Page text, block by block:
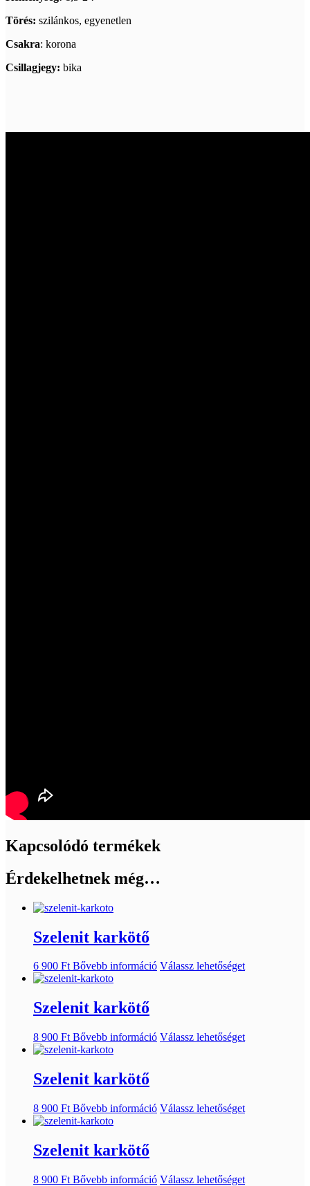
Törés: szilánkos, egyenetlen
Csakra: korona
Csillagjegy: bika
Kapcsolódó termékek
Érdekelhetnek még…
Szelenit karkötő
6 900 Ft Bővebb információ Válassz lehetőséget
Szelenit karkötő
8 900 Ft Bővebb információ Válassz lehetőséget
Szelenit karkötő
8 900 Ft Bővebb információ Válassz lehetőséget
Szelenit karkötő
8 900 Ft Bővebb információ Válassz lehetőséget